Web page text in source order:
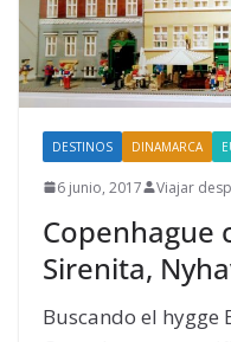
DESTINOS DINAMARCA
6 junio, 2017 Viajar
Copenhague
Sirenita,
Buscando el hygge